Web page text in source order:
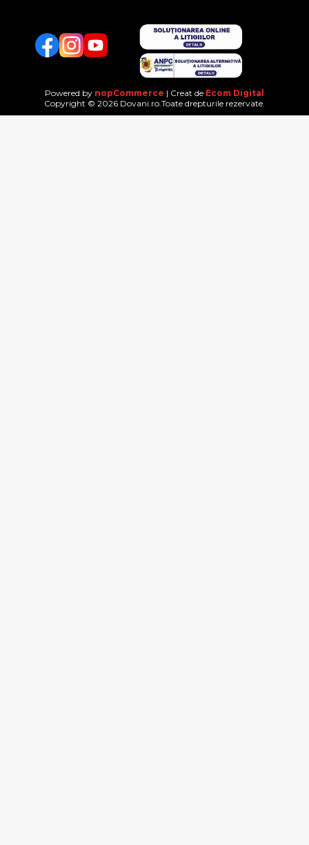
FacebookTwitterYouTube
Powered by nopCommerce | Creat de Ecom Digital
Copyright © 2026 Dovani.ro.Toate drepturile rezervate.